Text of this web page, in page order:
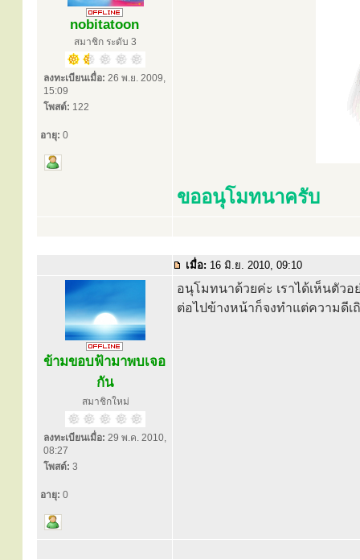
nobitatoon
สมาชิก ระดับ 3
ลงทะเบียนเมื่อ: 26 พ.ย. 2009,
15:09
โพสต์: 122
อายุ: 0
ขออนุโมทนาครับ
เมื่อ: 16 มิ.ย. 2010, 09:10
ข้ามขอบฟ้ามาพบเจอ
กัน
สมาชิกใหม่
ลงทะเบียนเมื่อ: 29 พ.ค. 2010,
08:27
โพสต์: 3
อายุ: 0
อนุโมทนาด้วยค่ะ เราได้เห็นตัวอ
ต่อไปข้างหน้าก็จงทำแต่ความดีเ